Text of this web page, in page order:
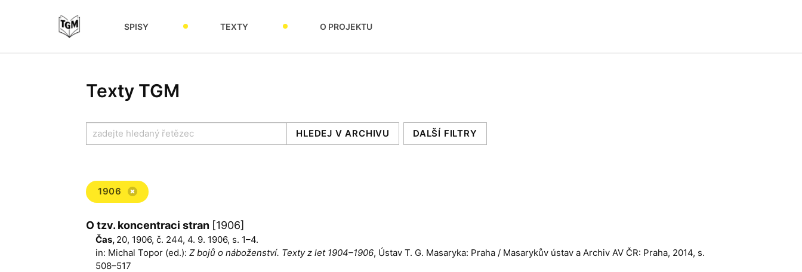
SPISY TEXTY O PROJEKTU
Texty TGM
DALŠÍ FILTRY
1906
O tzv. koncentraci stran [1906]
Čas, 20, 1906, č. 244, 4. 9. 1906, s. 1–4.
in: Michal Topor (ed.): Z bojů o náboženství. Texty z let 1904–1906, Ústav T. G. Masaryka: Praha / Masarykův ústav a Archiv AV ČR: Praha, 2014, s.
508–517